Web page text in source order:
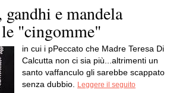
gandhi e mandela
"cingomme"
in cui i pPeccato che Madre Teresa Di
Calcutta non ci sia più...altrimenti un
santo vaffanculo gli sarebbe scappato
senza dubbio. Leggere il seguito